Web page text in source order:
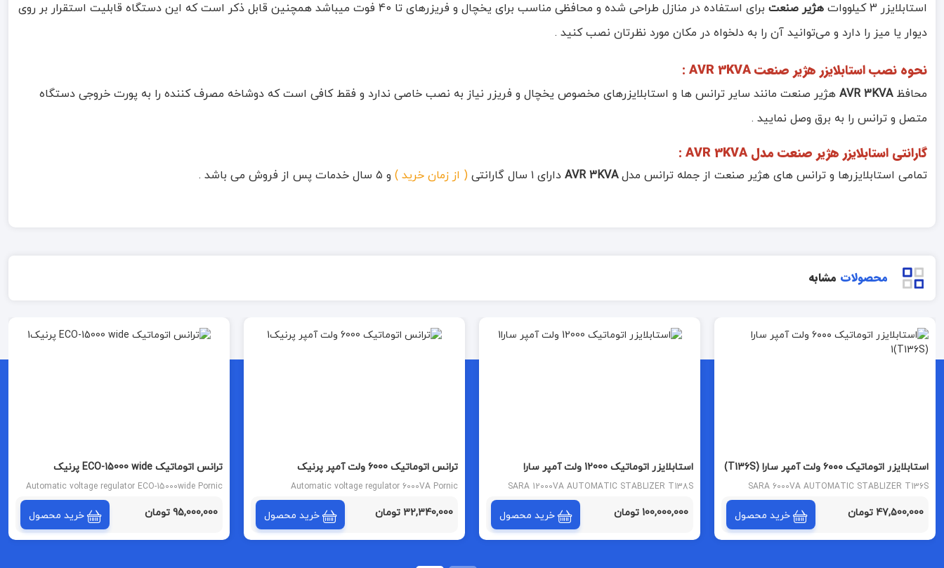
استابلایزر 3 کیلووات هژیر صنعت
برای استفاده در منازل طراحی شده و محافظی مناسب برای یخچال و فریزرهای تا 40 فوت میباشد همچنین قابل ذکر است که این دستگاه قابلیت استقرار بر روی
دیوار یا میز را دارد و می‌توانید آن را به دلخواه در مکان مورد نظرتان نصب کنید .
نحوه نصباستابلایزر هژیر صنعت AVR 3KVA :
محافظAVR 3KVA هژیر صنعت مانند سایر ترانس ها و استابلایزرهای مخصوص یخچال و فریزر نیاز به نصب خاصی ندارد و فقط کافی است که دوشاخه مصرف کننده را به پورت خروجی دستگاه
متصل و ترانس را به برق وصل نمایید .
گارانتی استابلایزر هژیر صنعت مدل AVR 3KVA :
تمامی استابلایزرها و ترانس های هژیر صنعت از جمله ترانس مدلAVR 3KVA دارای ۱ سال گارانتی ( از زمان خرید ) و ۵ سال خدمات پس از فروش می باشد .
محصولات مشابه
استابلایزر اتوماتیک ۶۰۰۰ ولت آمپر سارا (T136S)
SARA 6000VA AUTOMATIC STABLIZER T136S
47,500,000 تومان خرید محصول
استابلایزر اتوماتیک 12000 ولت آمپر سارا
SARA 12000VA AUTOMATIC STABLIZER T138S
100,000,000 تومان خرید محصول
ترانس اتوماتیک 6000 ولت آمپر پرنیک
Automatic voltage regulator 6000VA Pornic
32,340,000 تومان خرید محصول
ترانس اتوماتیک ECO-15000 wide پرنیک
Automatic voltage regulator ECO-15000wide Pornic
95,000,000 تومان خرید محصول